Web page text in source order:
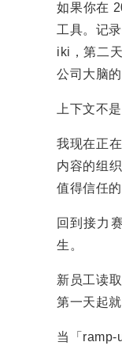
如果你在
工具。记
iki，第二
公司大脑的
上下文不
我现在正
内容的组
值得信任
回到接力
生。
新员工读
第一天起
当「ramp-